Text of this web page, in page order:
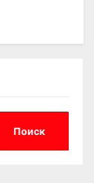
Поиск